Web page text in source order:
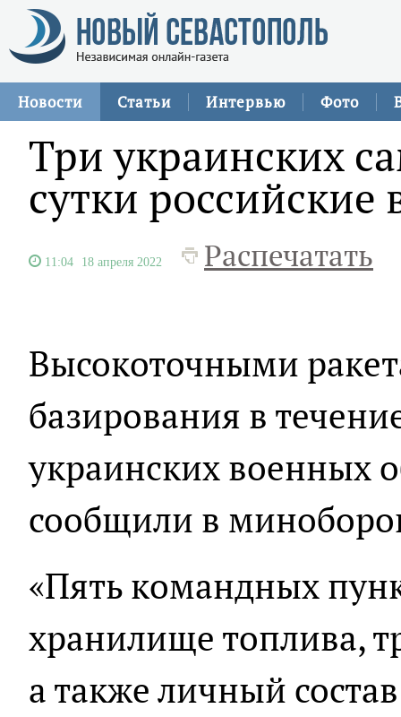
Новости Статьи Интервью Фото
Три украинских
сутки российские
11:04 18 апреля 2022 Распечатать
Высокоточными
базирования в
украинских военных
сообщили в
«Пять командных
хранилище топлива,
а также личный